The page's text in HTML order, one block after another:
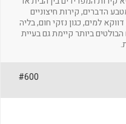
הדברים, קירות חיצוניים
למים, כגון נזקי חום, בליה
הבולטים ביותר קיימת גם בעיית
#600